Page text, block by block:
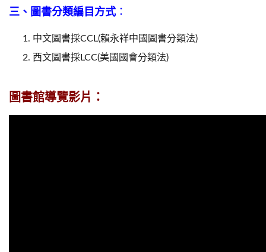
三、圖書分類編目方式：
中文圖書採CCL(賴永祥中國圖書分類法)
西文圖書採LCC(美國國會分類法)
圖書館導覽影片：